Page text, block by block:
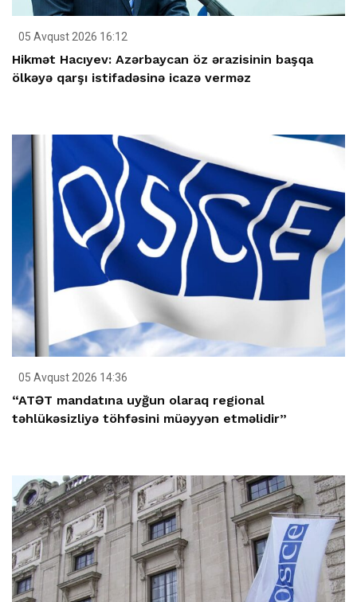
05 Avqust 2026 16:12
Hikmət Hacıyev: Azərbaycan öz ərazisinin başqa
ölkəyə qarşı istifadəsinə icazə verməz
05 Avqust 2026 14:36
“ATƏT mandatına uyğun olaraq regional
təhlükəsizliyə töhfəsini müəyyən etməlidir”